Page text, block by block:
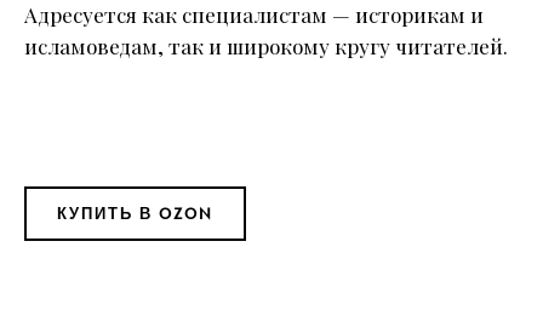
Адресуется как специалистам — историкам и
исламоведам, так и широкому кругу читателей.
КУПИТЬ В OZON